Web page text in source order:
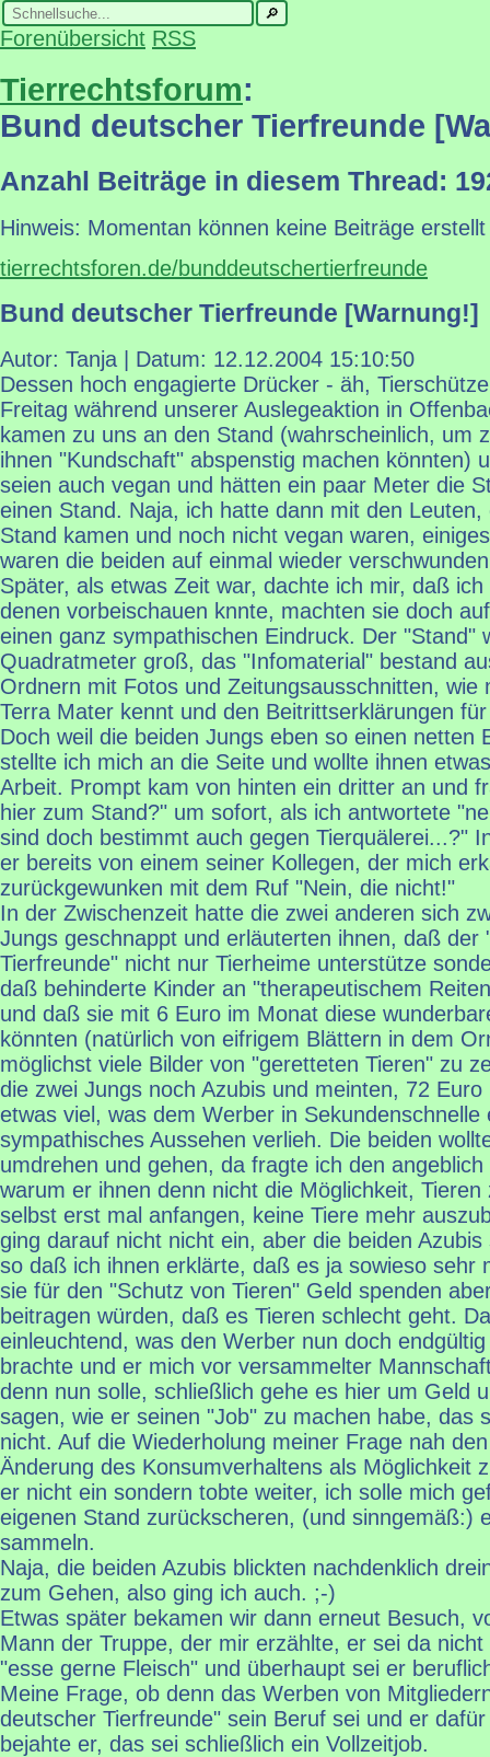
Forenübersicht RSS
Tierrechtsforum:
Bund deutscher Tierfreunde
Anzahl Beiträge in diesem Thread:
Hinweis: Momentan können keine Beiträge
tierrechtsforen.de/bunddeutschertierfreunde
Bund deutscher Tierfreunde [Warnung!]
Autor: Tanja | Datum: 12.12.2004 15:10:50
Dessen hoch engagierte Drücker - äh,
Freitag während unserer Auslegeaktion in
kamen zu uns an den Stand (wahrscheinlich, um
ihnen "Kundschaft" abspenstig machen könnten)
seien auch vegan und hätten ein paar Meter die
einen Stand. Naja, ich hatte dann mit den
Stand kamen und noch nicht vegan waren,
waren die beiden auf einmal wieder
Später, als etwas Zeit war, dachte ich mir, daß
denen vorbeischauen knnte, machten sie doch
einen ganz sympathischen Eindruck. Der "Stand"
Quadratmeter groß, das "Infomaterial" bestand
Ordnern mit Fotos und Zeitungsausschnitten, wie
Terra Mater kennt und den Beitrittserklärungen
Doch weil die beiden Jungs eben so einen netten
stellte ich mich an die Seite und wollte ihnen
Arbeit. Prompt kam von hinten ein dritter an und
hier zum Stand?" um sofort, als ich antwortete
sind doch bestimmt auch gegen Tierquälerei...?"
er bereits von einem seiner Kollegen, der mich
zurückgewunken mit dem Ruf "Nein, die nicht!"
In der Zwischenzeit hatte die zwei anderen sich
Jungs geschnappt und erläuterten ihnen, daß der
Tierfreunde" nicht nur Tierheime unterstütze
daß behinderte Kinder an "therapeutischem
und daß sie mit 6 Euro im Monat diese
könnten (natürlich von eifrigem Blättern in dem
möglichst viele Bilder von "geretteten Tieren" zu
die zwei Jungs noch Azubis und meinten, 72
etwas viel, was dem Werber in Sekundenschnelle
sympathisches Aussehen verlieh. Die beiden
umdrehen und gehen, da fragte ich den
warum er ihnen denn nicht die Möglichkeit,
selbst erst mal anfangen, keine Tiere mehr
ging darauf nicht nicht ein, aber die beiden
so daß ich ihnen erklärte, daß es ja sowieso sehr
sie für den "Schutz von Tieren" Geld spenden
beitragen würden, daß es Tieren schlecht geht.
einleuchtend, was den Werber nun doch
brachte und er mich vor versammelter
denn nun solle, schließlich gehe es hier um Geld
sagen, wie er seinen "Job" zu machen habe, das
nicht. Auf die Wiederholung meiner Frage nah
Änderung des Konsumverhaltens als Möglichkeit
er nicht ein sondern tobte weiter, ich solle mich
eigenen Stand zurückscheren, (und sinngemäß:)
sammeln.
Naja, die beiden Azubis blickten nachdenklich
zum Gehen, also ging ich auch. ;-)
Etwas später bekamen wir dann erneut Besuch,
Mann der Truppe, der mir erzählte, er sei da
"esse gerne Fleisch" und überhaupt sei er
Meine Frage, ob denn das Werben von
deutscher Tierfreunde" sein Beruf sei und er
bejahte er, das sei schließlich ein Vollzeitjob.